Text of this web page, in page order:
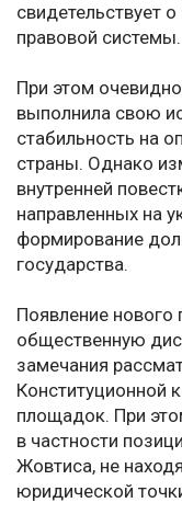
свидетельствует
правовой системы.
При этом
выполнила свою
стабильность на
страны. Однако
внутренней
направленных на
формирование
государства.
Появление нового
общественную
замечания
Конституционной
площадок. При
в частности
Жовтиса, не
юридической